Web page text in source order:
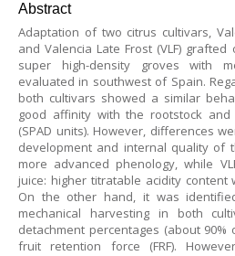
Abstract
Adaptation of two citrus cultivars,
and Valencia Late Frost (VLF) grafted
super high-density groves with
evaluated in southwest of Spain.
both cultivars showed a similar
good affinity with the rootstock
(SPAD units). However, differences
development and internal quality of
more advanced phenology, while
juice: higher titratable acidity
On the other hand, it was
mechanical harvesting in both
detachment percentages (about
fruit retention force (FRF).